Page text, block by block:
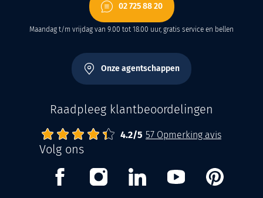
02 725 88 20
Maandag t/m vrijdag van 9.00 tot 18.00 uur, gratis service en bellen
Onze agentschappen
Raadpleeg klantbeoordelingen
Abrisud
Note moyenne :
4.2/5 57 Opmerking avis
Volg ons
Facebook Instagram Linkedin Youtube